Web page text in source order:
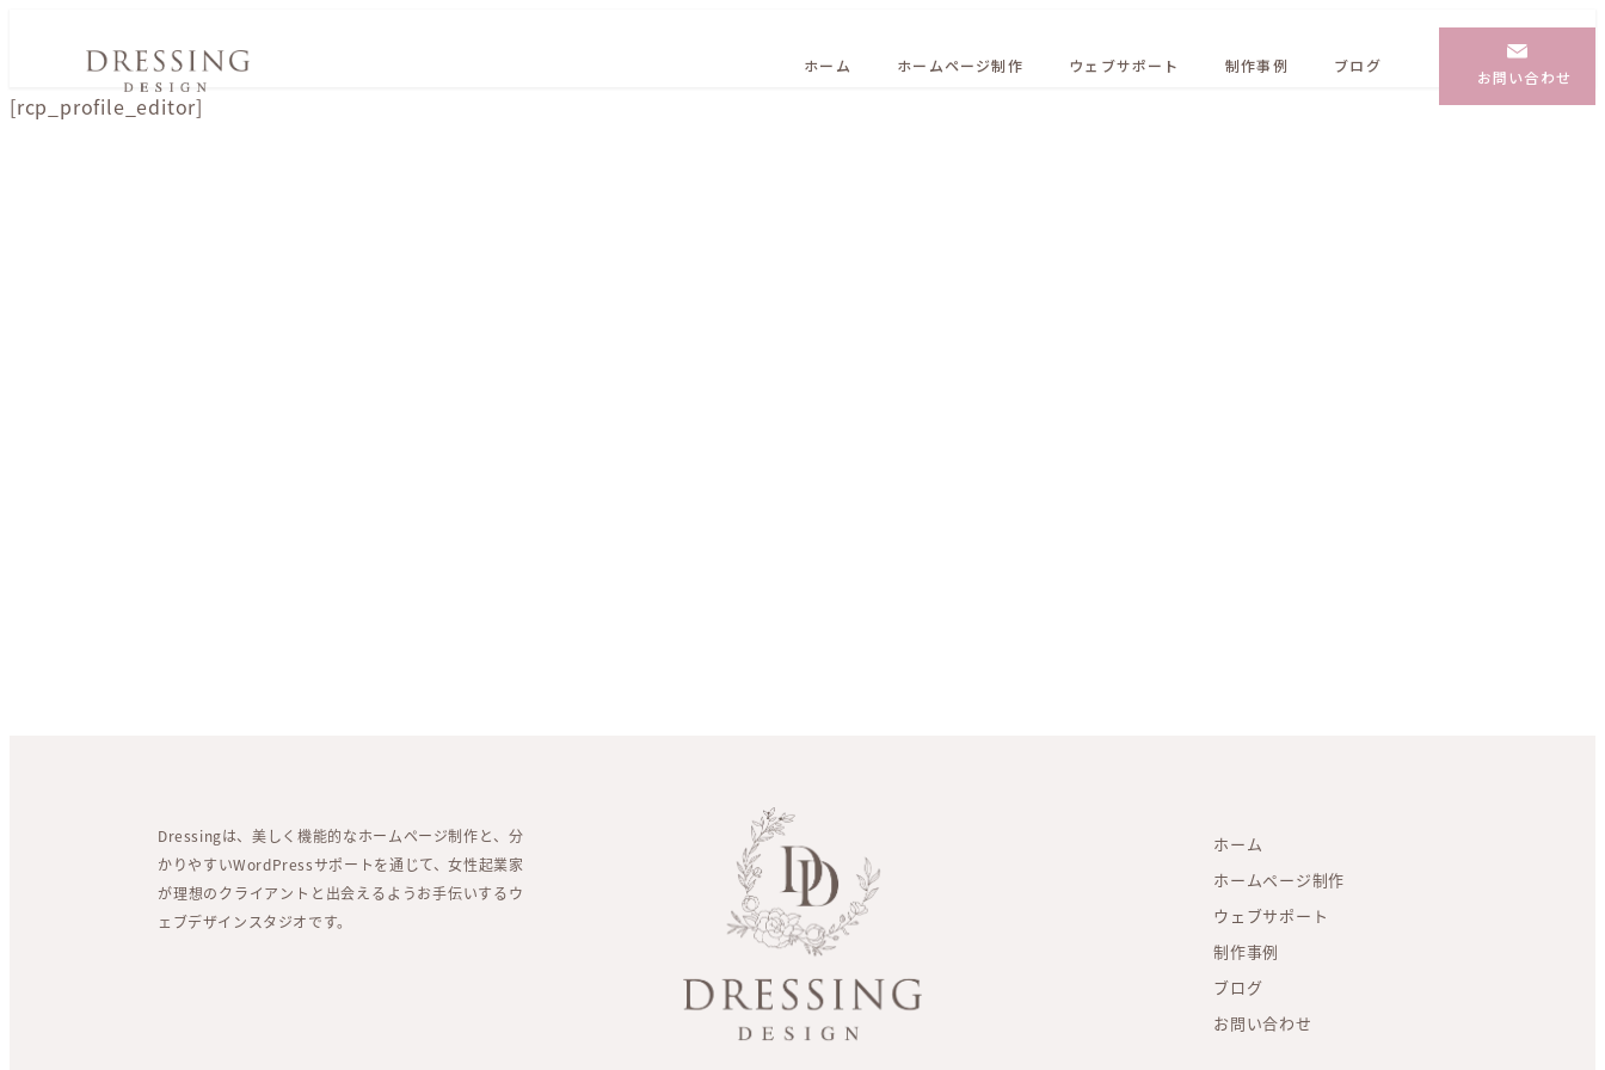
ホーム ホームページ制作 ウェブサポート 制作事例 ブログ
お問い合わせ
[rcp_profile_editor]
Dressingは、美しく機能的なホームページ制作と、分
かりやすいWordPressサポートを通じて、女性起業家
が理想のクライアントと出会えるようお手伝いするウ
ェブデザインスタジオです。
ホーム
ホームページ制作
ウェブサポート
制作事例
ブログ
お問い合わせ